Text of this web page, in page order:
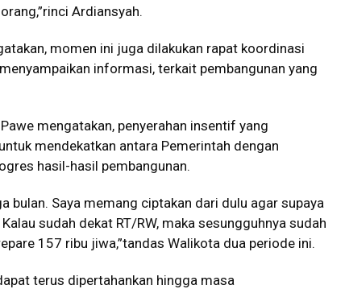
Ardiansyah.
momen ini juga dilakukan rapat koordinasi
informasi, terkait pembangunan yang
mengatakan, penyerahan insentif yang
mendekatkan antara Pemerintah dengan
hasil-hasil pembangunan.
bulan. Saya memang ciptakan dari dulu agar supaya
sudah dekat RT/RW, maka sesungguhnya sudah
157 ribu jiwa,”tandas Walikota dua periode ini.
terus dipertahankan hingga masa